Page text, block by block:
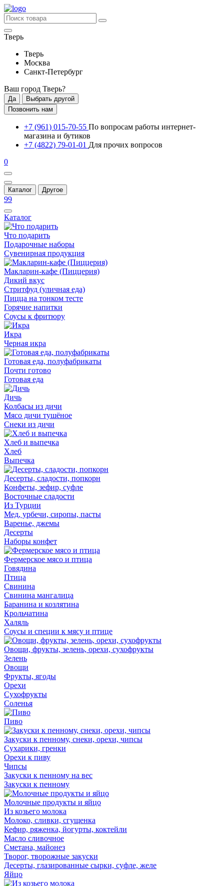
Тверь
Тверь
Москва
Санкт-Петербург
Ваш город Тверь?
Да
Выбрать другой
Позвонить нам
+7 (961) 015-70-55 По вопросам работы интернет-
магазина и бутиков
+7 (4822) 79-01-01 Для прочих вопросов
0
Каталог Другое
99
Каталог
Что подарить
Подарочные наборы
Сувенирная продукция
Макларин-кафе (Пиццерия)
Дикий вкус
Стритфуд (уличная еда)
Пицца на тонком тесте
Горячие напитки
Соусы к фритюру
Икра
Черная икра
Готовая еда, полуфабрикаты
Почти готово
Готовая еда
Дичь
Колбасы из дичи
Мясо дичи тушёное
Снеки из дичи
Хлеб и выпечка
Хлеб
Выпечка
Десерты, сладости, попкорн
Конфеты, зефир, суфле
Восточные сладости
Из Турции
Мед, урбечи, сиропы, пасты
Варенье, джемы
Десерты
Наборы конфет
Фермерское мясо и птица
Говядина
Птица
Свинина
Свинина мангалица
Баранина и козлятина
Крольчатина
Халяль
Соусы и специи к мясу и птице
Овощи, фрукты, зелень, орехи, сухофрукты
Зелень
Овощи
Фрукты, ягоды
Орехи
Сухофрукты
Соленья
Пиво
Закуски к пенному, снеки, орехи, чипсы
Сухарики, гренки
Орехи к пиву
Чипсы
Закуски к пенному на вес
Закуски к пенному
Молочные продукты и яйцо
Из козьего молока
Молоко, сливки, сгущенка
Кефир, ряженка, йогурты, коктейли
Масло сливочное
Сметана, майонез
Творог, творожные закуски
Десерты, глазированные сырки, суфле, желе
Яйцо